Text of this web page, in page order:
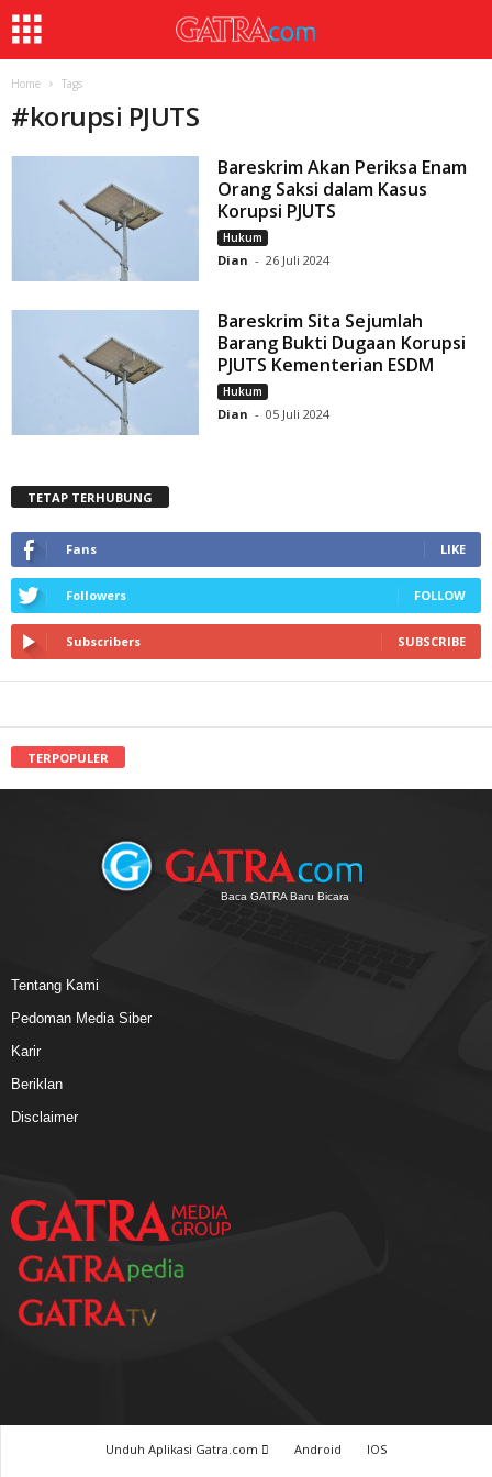
Home Tags
#korupsi PJUTS
Bareskrim Akan Periksa Enam
Orang Saksi dalam Kasus
Korupsi PJUTS
Hukum
Dian - 26 Juli 2024
Bareskrim Sita Sejumlah
Barang Bukti Dugaan Korupsi
PJUTS Kementerian ESDM
Hukum
Dian - 05 Juli 2024
TETAP TERHUBUNG
Fans LIKE
Followers FOLLOW
Subscribers SUBSCRIBE
TERPOPULER
Baca GATRA Baru Bicara
Tentang Kami
Pedoman Media Siber
Karir
Beriklan
Disclaimer
Unduh Aplikasi Gatra.com Android
IOS